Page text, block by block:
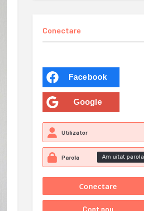
Conectare
Facebook
Google
Am uitat parola